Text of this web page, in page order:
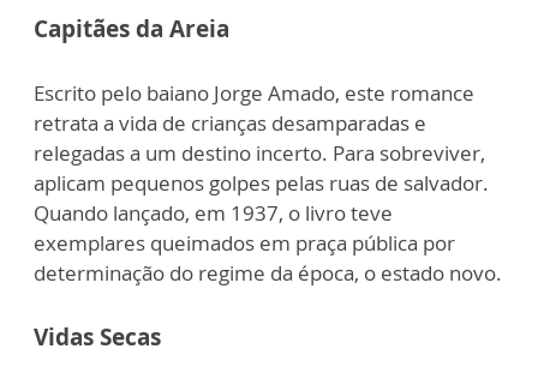
Capitães da Areia
Escrito pelo baiano Jorge Amado, este romance
retrata a vida de crianças desamparadas e
relegadas a um destino incerto. Para sobreviver,
aplicam pequenos golpes pelas ruas de salvador.
Quando lançado, em 1937, o livro teve
exemplares queimados em praça pública por
determinação do regime da época, o estado novo.
Vidas Secas